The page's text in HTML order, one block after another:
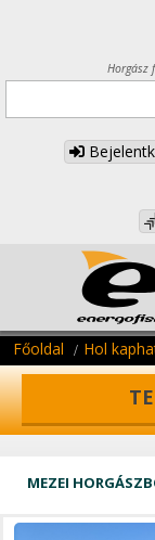
Horgász
Főoldal Hol
MEZEI